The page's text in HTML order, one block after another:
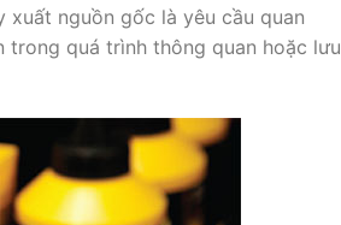
nguồn gốc là yêu cầu quan
trong quá trình thông quan hoặc lưu